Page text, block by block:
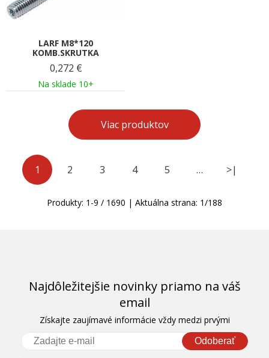
LARF M8*120
KOMB.SKRUTKA
0,272 €
Na sklade 10+
Viac produktov
1 2 3 4 5 … >|
Produkty: 1 -9 / 1690 | Aktuálna strana: 1/188
Najdôležitejšie novinky priamo na váš
email
Získajte zaujímavé informácie vždy medzi prvými
Odoberať